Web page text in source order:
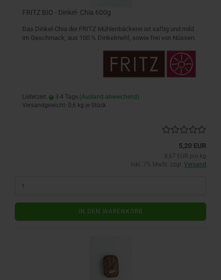
FRITZ BIO - Dinkel- Chia 600g
Das Dinkel-Chia der FRITZ Mühlenbäckerei ist saftig und mild
im Geschmack, aus 100 % Dinkelmehl, sowie frei von Nüssen.
Lieferzeit: 3-4 Tage (Ausland abweichend)
Versandgewicht: 0,6 kg je Stück
5,20 EUR
8,67 EUR pro kg
inkl. 7% MwSt. zzgl. Versand
IN DEN WARENKORB